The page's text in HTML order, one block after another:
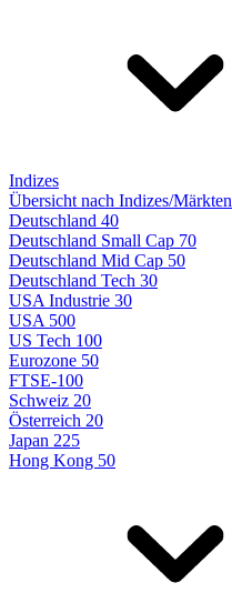
Indizes
Übersicht nach Indizes/Märkten
Deutschland 40
Deutschland Small Cap 70
Deutschland Mid Cap 50
Deutschland Tech 30
USA Industrie 30
USA 500
US Tech 100
Eurozone 50
FTSE-100
Schweiz 20
Österreich 20
Japan 225
Hong Kong 50